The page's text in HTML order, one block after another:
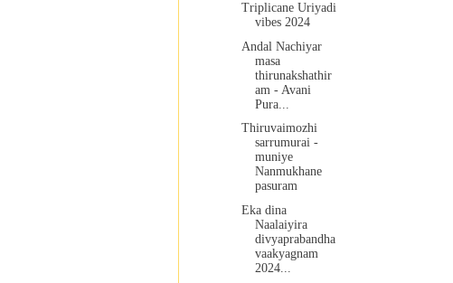
Triplicane Uriyadi
vibes 2024
Andal Nachiyar
masa
thirunakshathir
am - Avani
Pura...
Thiruvaimozhi
sarrumurai -
muniye
Nanmukhane
pasuram
Eka dina
Naalaiyira
divyaprabandha
vaakyagnam
2024...